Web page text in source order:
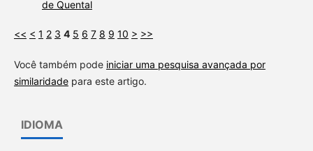
de Quental
<< < 1 2 3 4 5 6 7 8 9 10 > >>
Você também pode iniciar uma pesquisa avançada por
similaridadepara este artigo.
IDIOMA